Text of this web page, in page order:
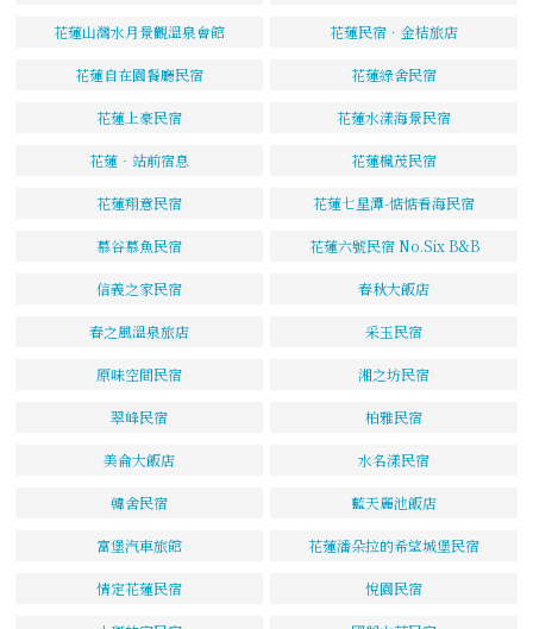
花蓮山灣水月景觀溫泉會館 花蓮民宿．金桔旅店
花蓮自在園餐廳民宿 花蓮綠舍民宿
花蓮上豪民宿 花蓮水漾海景民宿
花蓮‧站前宿息 花蓮楓茂民宿
花蓮翔意民宿 花蓮七星潭-惦惦看海民宿
慕谷慕魚民宿 花蓮六號民宿 No.Six B&B
信義之家民宿 春秋大飯店
春之風溫泉旅店 采玉民宿
原味空間民宿 湘之坊民宿
翠峰民宿 柏雅民宿
美侖大飯店 水名漾民宿
韓舍民宿 藍天麗池飯店
富堡汽車旅館 花蓮潘朵拉的希望城堡民宿
情定花蓮民宿 悅園民宿